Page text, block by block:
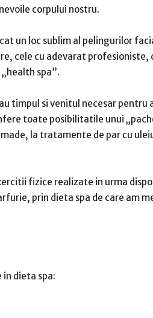
corpului nostru.
un loc sublim al pelingurilor
cele cu adevarat profesioniste,
spa”.
timpul si venitul necesar pentru
toate posibilitatile unui
la tratamente de par cu
fizice realizate in urma
prin dieta spa de care am
dieta spa: